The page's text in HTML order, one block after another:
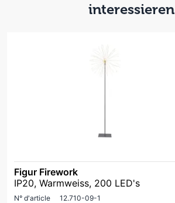
interessieren
Figur Firework
IP20, Warmweiss, 200 LED's
N° d'article 12.710-09-1